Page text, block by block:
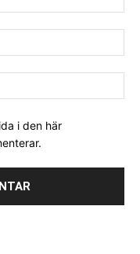
i den här